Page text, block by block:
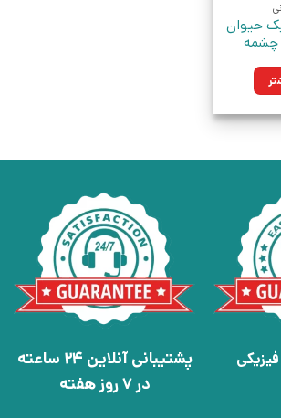
حیوان
چشمه
پشتیبانی آنلاین 24 ساعته
در 7 روز هفته